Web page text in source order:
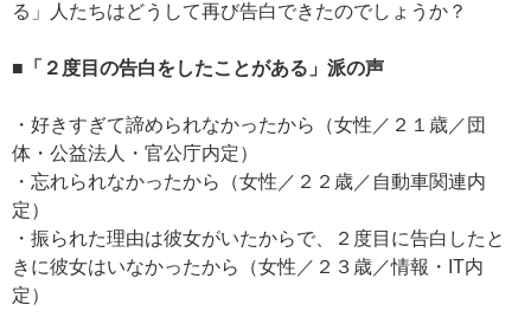
る」人たちはどうして再び告白できたのでしょうか？
■「２度目の告白をしたことがある」派の声
・好きすぎて諦められなかったから（女性／２１歳／団
体・公益法人・官公庁内定）
・忘れられなかったから（女性／２２歳／自動車関連内
定）
・振られた理由は彼女がいたからで、２度目に告白したと
きに彼女はいなかったから（女性／２３歳／情報・IT内
定）